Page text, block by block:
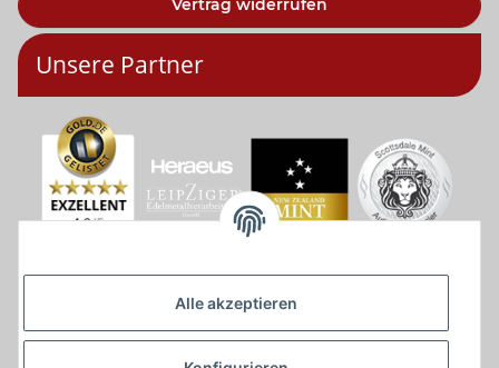
Alle akzeptieren
Vertrag widerrufen
Unsere Partner